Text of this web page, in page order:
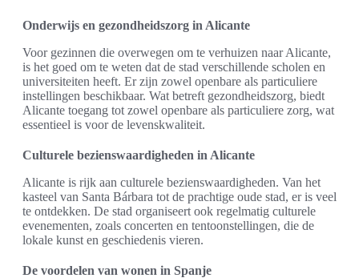
Onderwijs en gezondheidszorg in Alicante
Voor gezinnen die overwegen om te verhuizen naar Alicante,
is het goed om te weten dat de stad verschillende scholen en
universiteiten heeft. Er zijn zowel openbare als particuliere
instellingen beschikbaar. Wat betreft gezondheidszorg, biedt
Alicante toegang tot zowel openbare als particuliere zorg, wat
essentieel is voor de levenskwaliteit.
Culturele bezienswaardigheden in Alicante
Alicante is rijk aan culturele bezienswaardigheden. Van het
kasteel van Santa Bárbara tot de prachtige oude stad, er is veel
te ontdekken. De stad organiseert ook regelmatig culturele
evenementen, zoals concerten en tentoonstellingen, die de
lokale kunst en geschiedenis vieren.
De voordelen van wonen in Spanje